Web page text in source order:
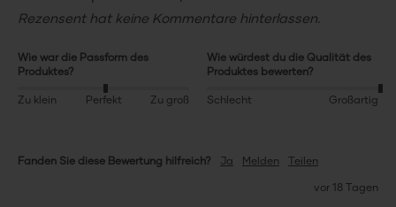
Rezensent hat keine Kommentare hinterlassen.
Wie war die Passform des
Produktes?
Zu klein Perfekt Zu groß
Wie würdest du die Qualität des
Produktes bewerten?
Schlecht Großartig
Fanden Sie diese Bewertung hilfreich? Ja Melden Teilen
vor 18 Tagen